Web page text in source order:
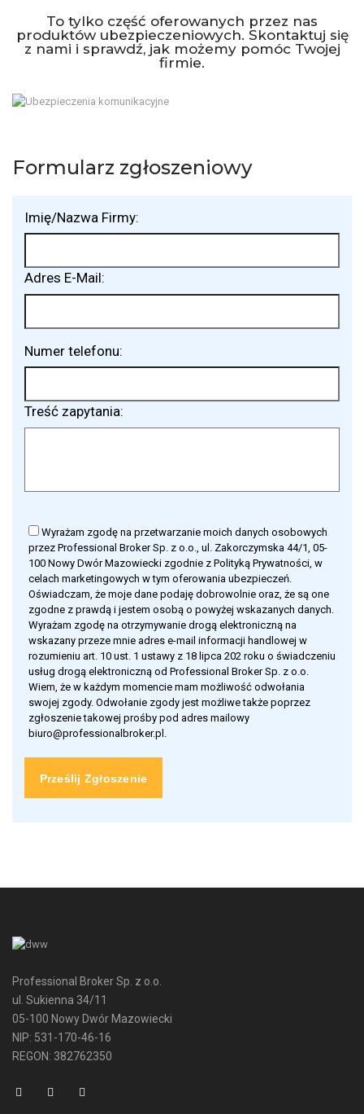
To tylko część oferowanych przez nas
produktów ubezpieczeniowych. Skontaktuj się
z nami i sprawdź, jak możemy pomóc Twojej
firmie.
Formularz zgłoszeniowy
Imię/Nazwa Firmy:
Adres E-Mail:
Numer telefonu:
Treść zapytania:
Wyrażam zgodę na przetwarzanie moich danych osobowych
przez Professional Broker Sp. z o.o., ul. Zakorczymska 44/1, 05-
100 Nowy Dwór Mazowiecki zgodnie z Polityką Prywatności, w
celach marketingowych w tym oferowania ubezpieczeń.
Oświadczam, że moje dane podaję dobrowolnie oraz, że są one
zgodne z prawdą i jestem osobą o powyżej wskazanych danych.
Wyrażam zgodę na otrzymywanie drogą elektroniczną na
wskazany przeze mnie adres e-mail informacji handlowej w
rozumieniu art. 10 ust. 1 ustawy z 18 lipca 202 roku o świadczeniu
usług drogą elektroniczną od Professional Broker Sp. z o.o.
Wiem, że w każdym momencie mam możliwość odwołania
swojej zgody. Odwołanie zgody jest możliwe także poprzez
zgłoszenie takowej prośby pod adres mailowy
biuro@professionalbroker.pl.
Professional Broker Sp. z o.o.
ul. Sukienna 34/11
05-100 Nowy Dwór Mazowiecki
NIP: 531-170-46-16
REGON: 382762350